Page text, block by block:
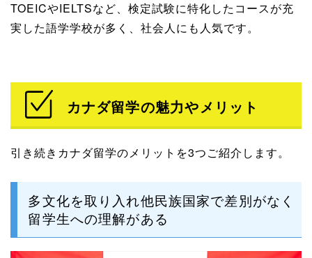
TOEICやIELTSなど、検定試験に特化したコースが充
実した語学学校が多く、社会人にも人気です。
カナダ留学の魅力やメリット
引き続きカナダ留学のメリットを3つご紹介します。
多文化を取り入れ他民族国家で差別がなく
留学生への理解がある